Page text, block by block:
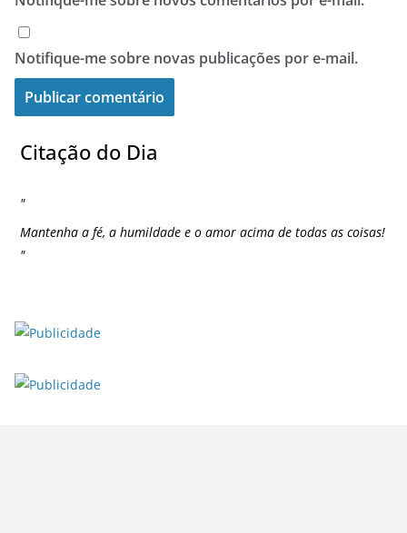
Notifique-me sobre novas publicações por e-mail.
Citação do Dia
"
Mantenha a fé, a humildade e o amor acima de todas as coisas!
"